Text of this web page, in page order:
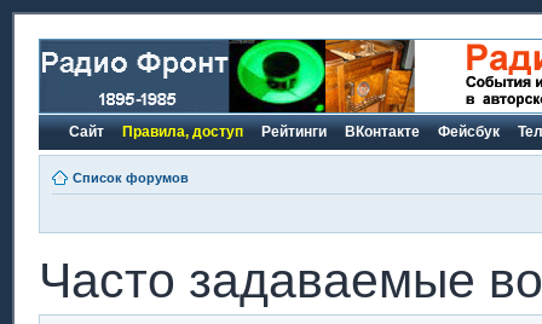
Сайт Правила, доступ Рейтинги ВКонтакте Фейсбук
Список форумов
Часто задаваемые